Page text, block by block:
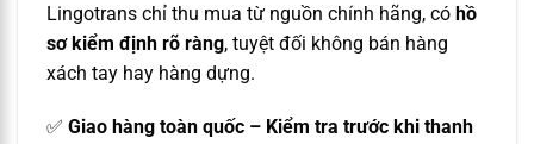
Lingotrans chỉ thu mua từ nguồn chính hãng, có hồ
sơ kiểm định rõ ràng, tuyệt đối không bán hàng
xách tay hay hàng dựng.
✅ Giao hàng toàn quốc – Kiểm tra trước khi thanh